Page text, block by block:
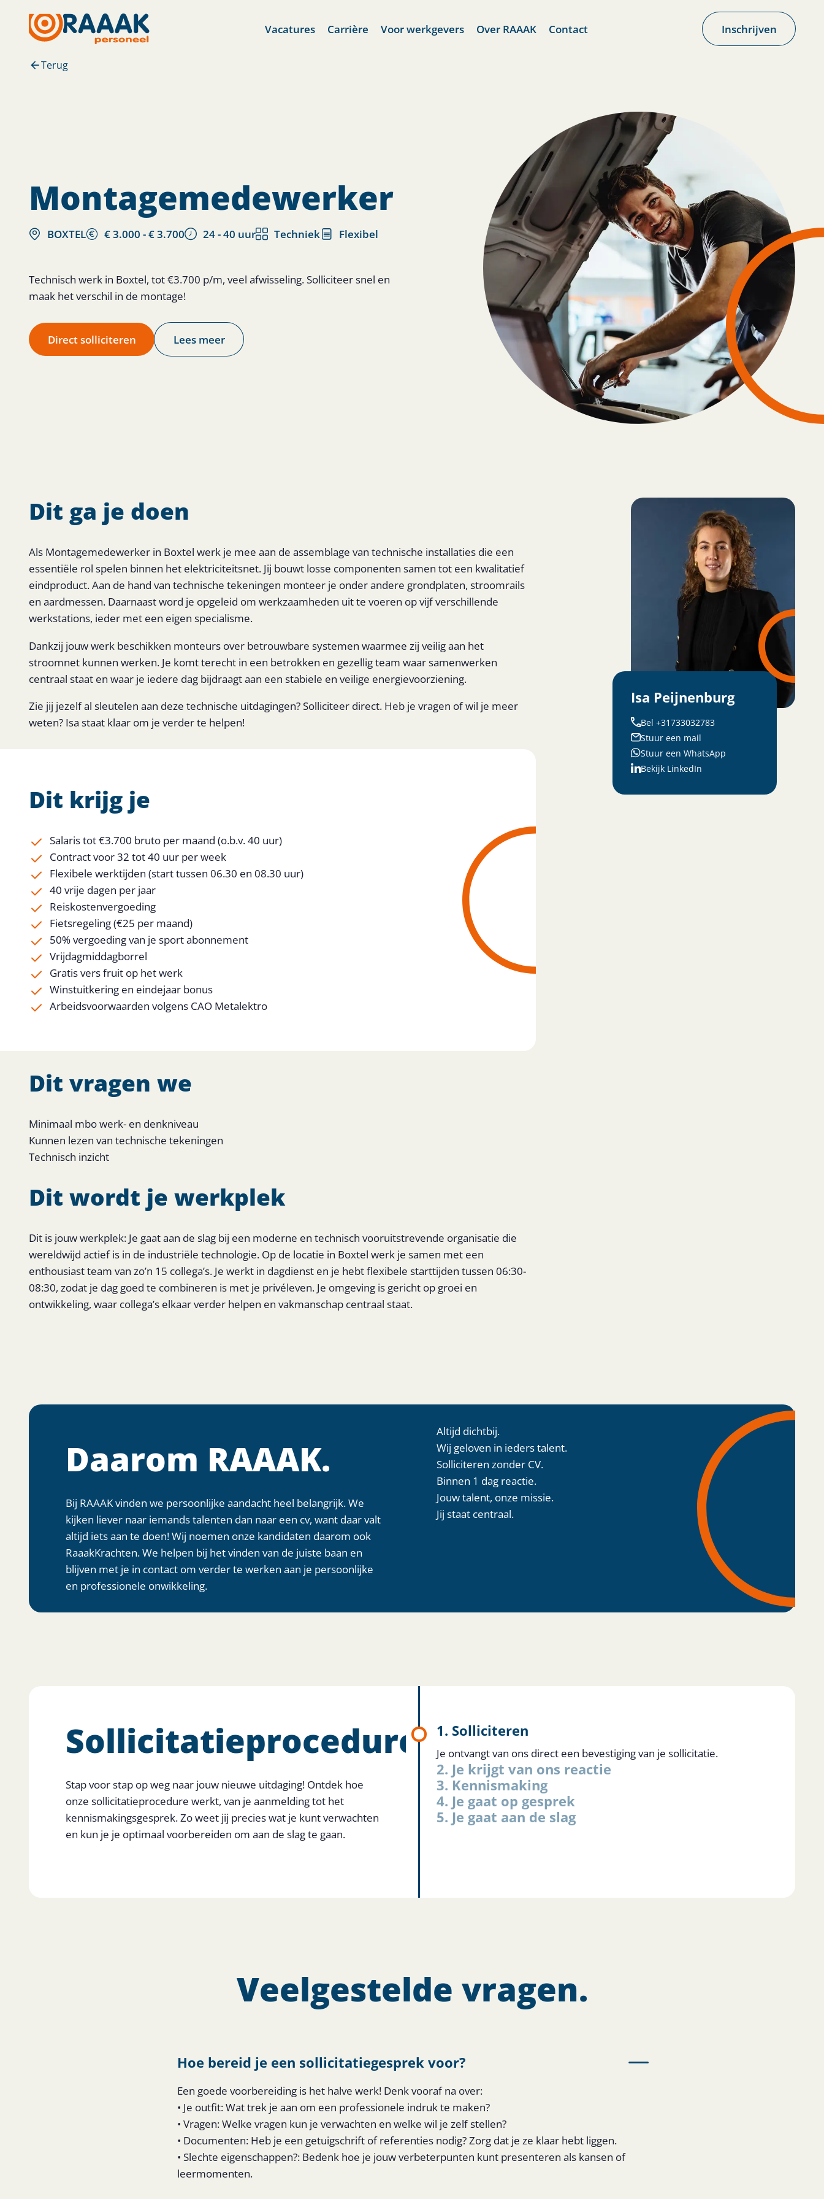
Vacatures Carrière Voor werkgevers Over RAAAK Contact Inschrijven
Terug
montagemedewerker
BOXTEL € 3.000 - € 3.700 24 - 40 uur Techniek Flexibel
Technisch werk in Boxtel, tot €3.700 p/m, veel afwisseling. Solliciteer snel en
maak het verschil in de montage!
Direct solliciteren Lees meer
Dit ga je doen
Als Montagemedewerker in Boxtel werk je mee aan de assemblage van technische installaties die een
essentiële rol spelen binnen het elektriciteitsnet. Jij bouwt losse componenten samen tot een kwalitatief
eindproduct. Aan de hand van technische tekeningen monteer je onder andere grondplaten, stroomrails
en aardmessen. Daarnaast word je opgeleid om werkzaamheden uit te voeren op vijf verschillende
werkstations, ieder met een eigen specialisme.
Dankzij jouw werk beschikken monteurs over betrouwbare systemen waarmee zij veilig aan het
stroomnet kunnen werken. Je komt terecht in een betrokken en gezellig team waar samenwerken
centraal staat en waar je iedere dag bijdraagt aan een stabiele en veilige energievoorziening.
Zie jij jezelf al sleutelen aan deze technische uitdagingen? Solliciteer direct. Heb je vragen of wil je meer
weten? Isa staat klaar om je verder te helpen!
Dit krijg je
Salaris tot €3.700 bruto per maand (o.b.v. 40 uur)
Contract voor 32 tot 40 uur per week
Flexibele werktijden (start tussen 06.30 en 08.30 uur)
40 vrije dagen per jaar
Reiskostenvergoeding
Fietsregeling (€25 per maand)
50% vergoeding van je sport abonnement
Vrijdagmiddagborrel
Gratis vers fruit op het werk
Winstuitkering en eindejaar bonus
Arbeidsvoorwaarden volgens CAO Metalektro
Dit vragen we
Minimaal mbo werk- en denkniveau
Kunnen lezen van technische tekeningen
Technisch inzicht
Dit wordt je werkplek
Dit is jouw werkplek: Je gaat aan de slag bij een moderne en technisch vooruitstrevende organisatie die
wereldwijd actief is in de industriële technologie. Op de locatie in Boxtel werk je samen met een
enthousiast team van zo’n 15 collega’s. Je werkt in dagdienst en je hebt flexibele starttijden tussen 06:30-
08:30, zodat je dag goed te combineren is met je privéleven. Je omgeving is gericht op groei en
ontwikkeling, waar collega’s elkaar verder helpen en vakmanschap centraal staat.
Isa Peijnenburg
Bel +31733032783
Stuur een mail
Stuur een WhatsApp
Bekijk LinkedIn
Daarom RAAAK.
Bij RAAAK vinden we persoonlijke aandacht heel belangrijk. We
kijken liever naar iemands talenten dan naar een cv, want daar valt
altijd iets aan te doen! Wij noemen onze kandidaten daarom ook
RaaakKrachten. We helpen bij het vinden van de juiste baan en
blijven met je in contact om verder te werken aan je persoonlijke
en professionele onwikkeling.
Altijd dichtbij.
Wij geloven in ieders talent.
Solliciteren zonder CV.
Binnen 1 dag reactie.
Jouw talent, onze missie.
Jij staat centraal.
Sollicitatieprocedure
Stap voor stap op weg naar jouw nieuwe uitdaging! Ontdek hoe
onze sollicitatieprocedure werkt, van je aanmelding tot het
kennismakingsgesprek. Zo weet jij precies wat je kunt verwachten
en kun je je optimaal voorbereiden om aan de slag te gaan.
1. Solliciteren
Je ontvangt van ons direct een bevestiging van je sollicitatie.
2. Je krijgt van ons reactie
3. Kennismaking
4. Je gaat op gesprek
5. Je gaat aan de slag
Veelgestelde vragen.
Hoe bereid je een sollicitatiegesprek voor?
Een goede voorbereiding is het halve werk! Denk vooraf na over:
• Je outfit: Wat trek je aan om een professionele indruk te maken?
• Vragen: Welke vragen kun je verwachten en welke wil je zelf stellen?
• Documenten: Heb je een getuigschrift of referenties nodig? Zorg dat je ze klaar hebt liggen.
• Slechte eigenschappen?: Bedenk hoe je jouw verbeterpunten kunt presenteren als kansen of
leermomenten.